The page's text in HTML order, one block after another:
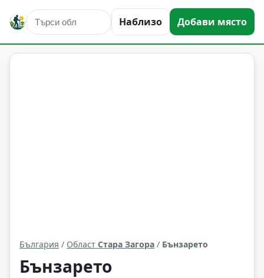
Наблизо Добави място
Бънзарето Област: Стара Загора
България / Област Стара Загора / Бънзарето
Бънзарето